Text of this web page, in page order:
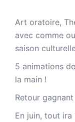
Art oratoire,
avec comme
saison
5 animations
la main !
Retour
En juin, tout